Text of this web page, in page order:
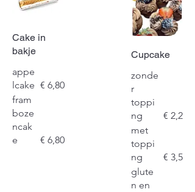
Cake in
bakje
appe
lcake € 6,80
fram
boze
ncak
e
€ 6,80
Cupcake
zonde
r
toppi
ng
€ 2,2
met
toppi
ng
€ 3,5
glute
n en